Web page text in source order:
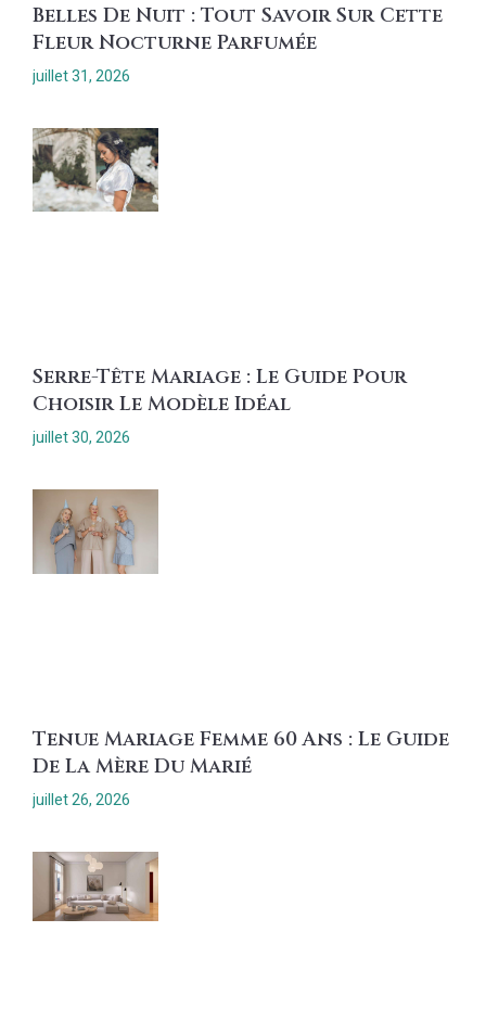
Belles De Nuit : Tout Savoir Sur Cette
Fleur Nocturne Parfumée
juillet 31, 2026
Serre-Tête Mariage : Le Guide Pour
Choisir Le Modèle Idéal
juillet 30, 2026
Tenue Mariage Femme 60 Ans : Le Guide
De La Mère Du Marié
juillet 26, 2026